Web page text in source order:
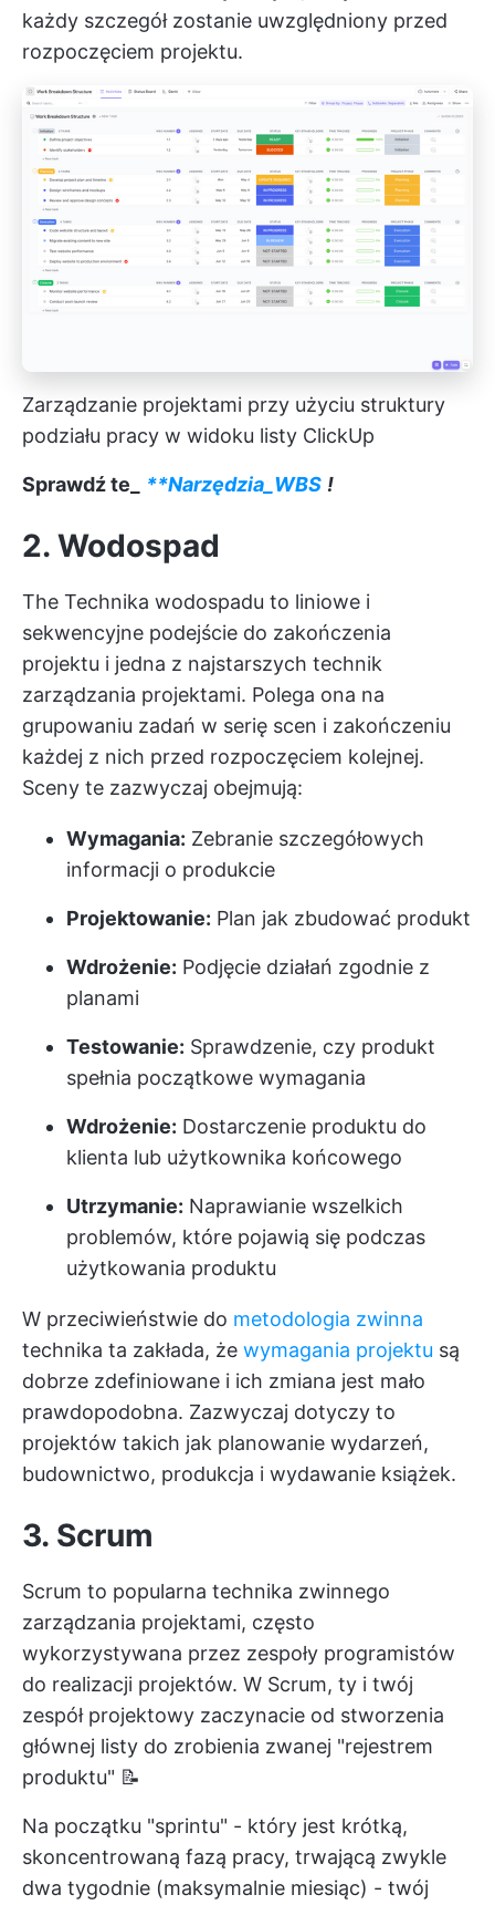
każdy szczegół zostanie uwzględniony przed
rozpoczęciem projektu.
Zarządzanie projektami przy użyciu struktury
podziału pracy w widoku listy ClickUp
Sprawdź te_ **Narzędzia_WBS !
2. Wodospad
The Technika wodospadu to liniowe i
sekwencyjne podejście do zakończenia
projektu i jedna z najstarszych technik
zarządzania projektami. Polega ona na
grupowaniu zadań w serię scen i zakończeniu
każdej z nich przed rozpoczęciem kolejnej.
Sceny te zazwyczaj obejmują:
Wymagania: Zebranie szczegółowych
informacji o produkcie
Projektowanie: Plan jak zbudować produkt
Wdrożenie: Podjęcie działań zgodnie z
planami
Testowanie: Sprawdzenie, czy produkt
spełnia początkowe wymagania
Wdrożenie: Dostarczenie produktu do
klienta lub użytkownika końcowego
Utrzymanie: Naprawianie wszelkich
problemów, które pojawią się podczas
użytkowania produktu
W przeciwieństwie do metodologia zwinna
technika ta zakłada, że wymagania projektu są
dobrze zdefiniowane i ich zmiana jest mało
prawdopodobna. Zazwyczaj dotyczy to
projektów takich jak planowanie wydarzeń,
budownictwo, produkcja i wydawanie książek.
3. Scrum
Scrum to popularna technika zwinnego
zarządzania projektami, często
wykorzystywana przez zespoły programistów
do realizacji projektów. W Scrum, ty i twój
zespół projektowy zaczynacie od stworzenia
głównej listy do zrobienia zwanej "rejestrem
produktu" 📝
Na początku "sprintu" - który jest krótką,
skoncentrowaną fazą pracy, trwającą zwykle
dwa tygodnie (maksymalnie miesiąc) - twój